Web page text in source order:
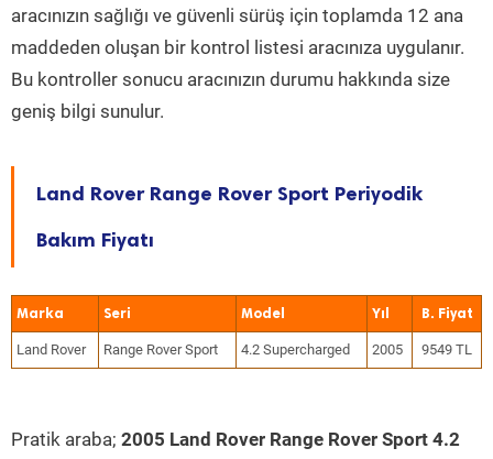
aracınızın sağlığı ve güvenli sürüş için toplamda 12 ana
maddeden oluşan bir kontrol listesi aracınıza uygulanır.
Bu kontroller sonucu aracınızın durumu hakkında size
geniş bilgi sunulur.
Land Rover Range Rover Sport Periyodik
Bakım Fiyatı
Marka Seri Model Yıl
Land Rover Range Rover Sport 4.2 Supercharged 2005 9549 TL
Pratik araba; 2005 Land Rover Range Rover Sport 4.2